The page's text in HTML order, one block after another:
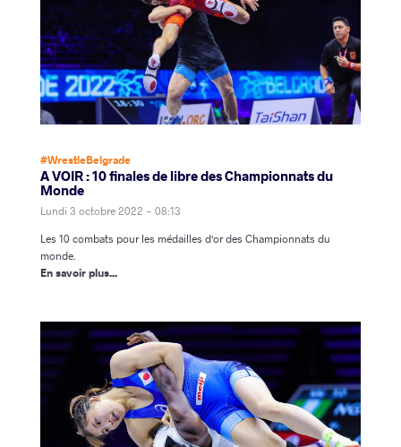
#WrestleBelgrade
A VOIR : 10 finales de libre des Championnats du
Monde
Lundi 3 octobre 2022 - 08:13
Les 10 combats pour les médailles d'or des Championnats du
monde.
En savoir plus...